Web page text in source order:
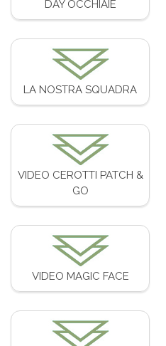
DAY OCCHIAIE
LA NOSTRA SQUADRA
VIDEO CEROTTI PATCH &
GO
VIDEO MAGIC FACE